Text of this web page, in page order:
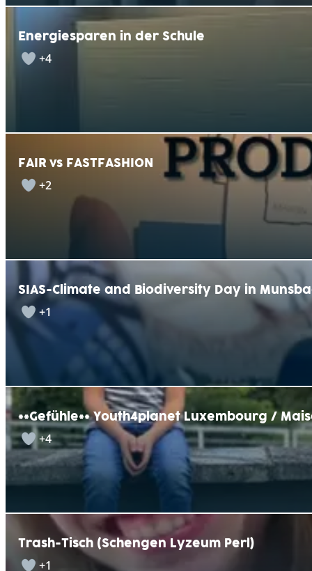
Energiesparen in der Schule
+4
FAIR vs FASTFASHION
+2
SIAS-Climate and Biodiversity Day in
+1
**Gefühle** Youth4planet Luxembourg /
+4
Trash-Tisch (Schengen Lyzeum Perl)
+1